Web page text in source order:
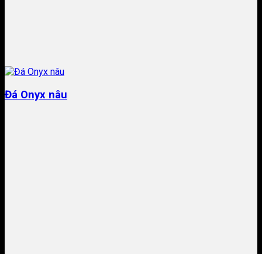
Đá Onyx nâu